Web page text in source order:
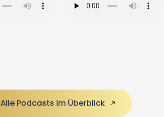
Alle Podcasts im Überblick